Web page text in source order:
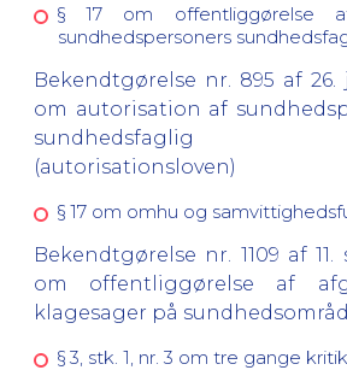
§ 17 om offentliggørelse
sundhedspersoners
Bekendtgørelse nr. 895 af
om autorisation af
sundhedsfaglig
(autorisationsloven)
§ 17 om omhu og
Bekendtgørelse nr. 1109 af 11.
om offentliggørelse af
klagesager på
§ 3, stk. 1, nr. 3 om tre gange